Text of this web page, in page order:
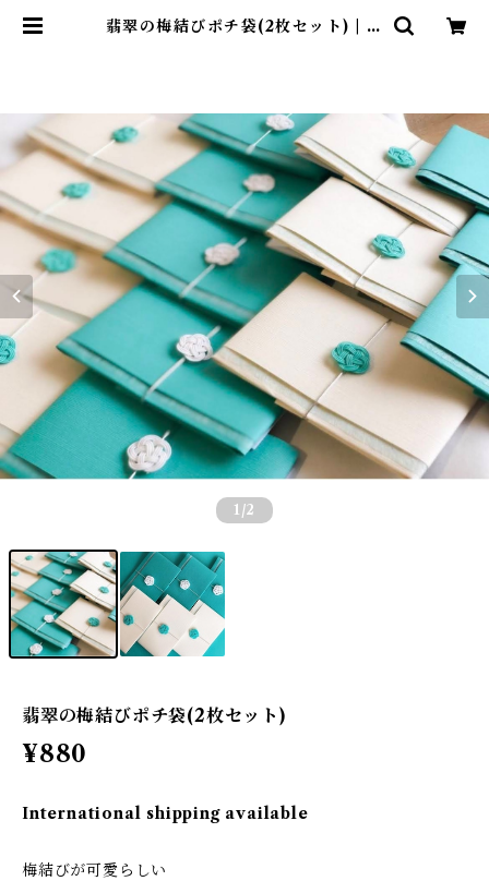
翡翠の梅結びポチ袋(2枚セット) | み
1 /2
翡翠の梅結びポチ袋(2枚セット)
¥880
International shipping available
梅結びが可愛らしい